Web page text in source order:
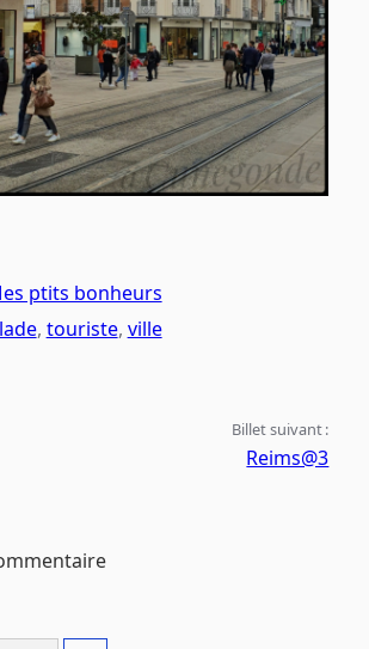
ptits bonheurs
, touriste, ville
Billet suivant :
Reims@3